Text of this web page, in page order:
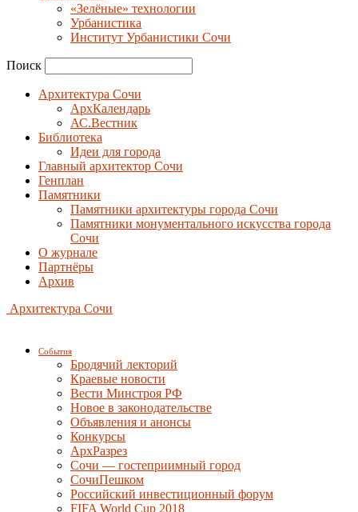
«Зелёные» технологии
Урбанистика
Институт Урбанистики Сочи
Поиск
Архитектура Сочи
АрхКалендарь
АС.Вестник
Библиотека
Идеи для города
Главный архитектор Сочи
Генплан
Памятники
Памятники архитектуры города Сочи
Памятники монументального искусства города
Сочи
О журнале
Партнёры
Архив
Архитектура Сочи
События
Бродячий лекторий
Краевые новости
Вести Минстроя РФ
Новое в законодательстве
Объявления и анонсы
Конкурсы
АрхРазрез
Сочи — гостеприимный город
СочиПешком
Российский инвестиционный форум
FIFA World Cup 2018